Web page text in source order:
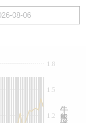
1.2
1.5
1.8
牛
熊